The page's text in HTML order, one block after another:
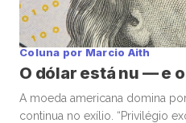
Coluna por Marcio Aith
O dólar está nu — e
A moeda americana domina
continua no exílio. “Privilégio